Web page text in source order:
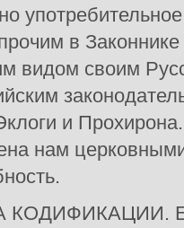
в
видом своим
и
нам